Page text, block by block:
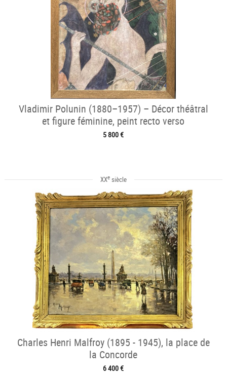
Vladimir Polunin (1880–1957) – Décor théâtral
et figure féminine, peint recto verso
5 800 €
XXesiècle
Charles Henri Malfroy (1895 - 1945), la place de
la Concorde
6 400 €